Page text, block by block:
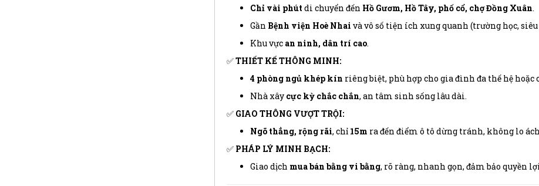
Chỉ vài phút di chuyển đến Hồ Gươm, Hồ Tây, phố cổ, chợ Đồng Xuân.
Gần Bệnh viện Hoè Nhai và vô số tiện ích xung quanh (trường học,
Khu vực an ninh, dân trí cao.
✅THIẾT KẾ THÔNG MINH:
4 phòng ngủ khép kín riêng biệt, phù hợp cho gia đình đa thế hệ hoặc
Nhà xây cực kỳ chắc chắn, an tâm sinh sống lâu dài.
✅ GIAO THÔNG VƯỢT TRỘI:
Ngõ thẳng, rộng rãi, chỉ 15m ra đến điểm ô tô dừng tránh, không lo
✅ PHÁP LÝ MINH BẠCH:
Giao dịch mua bán bằng vi bằng, rõ ràng, nhanh gọn, đảm bảo quyền